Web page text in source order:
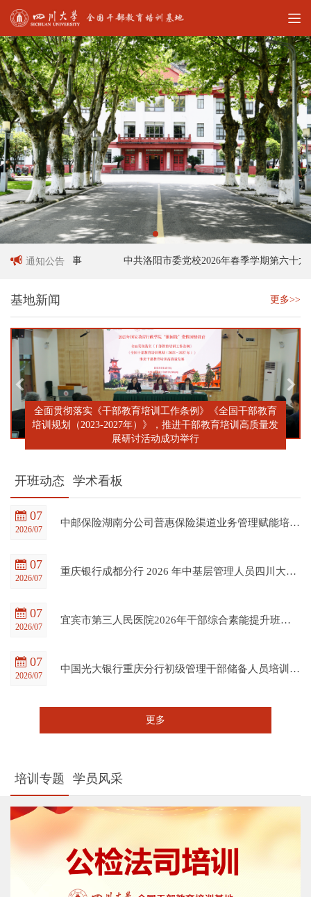
通知公告
人员招聘启事 中共洛阳市委党校2026年春季学期第六十六期
基地新闻 更多>>
全面贯彻落实《干部教育培训工作条例》《全国干部教育
培训规划（2023-2027年）》，推进干部教育培训高质量发
展研讨活动成功举行
开班动态 学术看板
07
2026/07
中邮保险湖南分公司普惠保险渠道业务管理赋能培训班在四川大学全国干部教育培训基地顺利开班
07
2026/07
重庆银行成都分行 2026 年中基层管理人员四川大学培训项目（第一期）在四川大学全国干部教育培训基地顺利开班
07
2026/07
宜宾市第三人民医院2026年干部综合素能提升班在四川大学全国干部教育培训基地顺利开班
07
2026/07
中国光大银行重庆分行初级管理干部储备人员培训班在四川大学全国干部教育培训基地顺利开班
更多
培训专题 学员风采